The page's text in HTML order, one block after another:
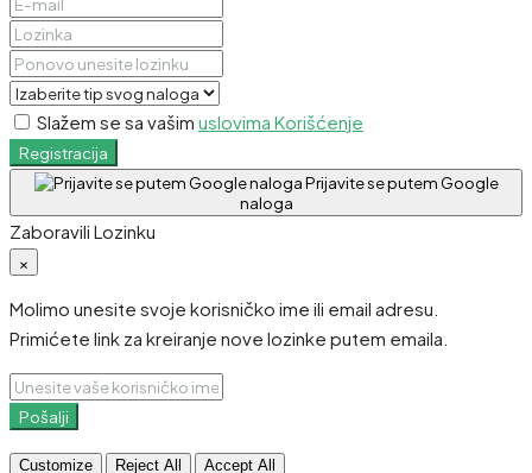
Slažem se sa vašim uslovima Korišćenje
Registracija
Prijavite se putem Google
naloga
Zaboravili Lozinku
×
Molimo unesite svoje korisničko ime ili email adresu.
Primićete link za kreiranje nove lozinke putem emaila.
Pošalji
Customize Reject All
Accept All